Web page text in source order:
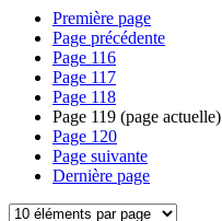
Première page
Page précédente
Page 116
Page 117
Page 118
Page 119 (page actuelle)
Page 120
Page suivante
Dernière page